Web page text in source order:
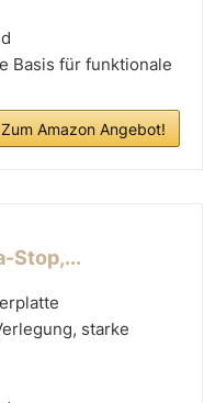
Basis für funktionale
Zum Amazon Angebot!
Stop,...
starke